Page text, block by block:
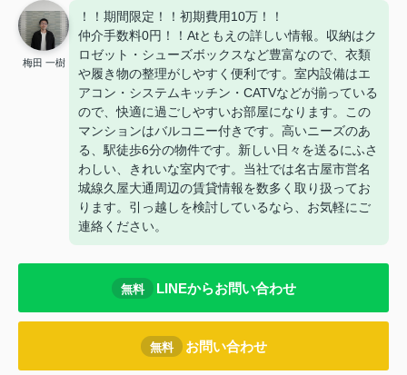
梅田 一樹
！！期間限定！！初期費用10万！！
仲介手数料0円！！Atともえの詳しい情報。収納はク
ロゼット・シューズボックスなど豊富なので、衣類
や履き物の整理がしやすく便利です。室内設備はエ
アコン・システムキッチン・CATVなどが揃っている
ので、快適に過ごしやすいお部屋になります。この
マンションはバルコニー付きです。高いニーズのあ
る、駅徒歩6分の物件です。新しい日々を送るにふさ
わしい、きれいな室内です。当社では名古屋市営名
城線久屋大通周辺の賃貸情報を数多く取り扱ってお
ります。引っ越しを検討しているなら、お気軽にご
連絡ください。
無料 LINEからお問い合わせ
無料 お問い合わせ